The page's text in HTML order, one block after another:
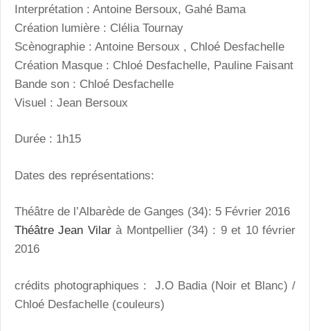
Interprétation : Antoine Bersoux, Gahé Bama
Création lumière : Clélia Tournay
Scènographie : Antoine Bersoux , Chloé Desfachelle
Création Masque : Chloé Desfachelle, Pauline Faisant
Bande son : Chloé Desfachelle
Visuel : Jean Bersoux
Durée : 1h15
Dates des représentations:
Théâtre de l’Albarède de Ganges (34): 5 Février 2016
Théâtre Jean Vilarà Montpellier (34) : 9 et 10 février
2016
crédits photographiques : J.O Badia (Noir et Blanc) /
Chloé Desfachelle (couleurs)